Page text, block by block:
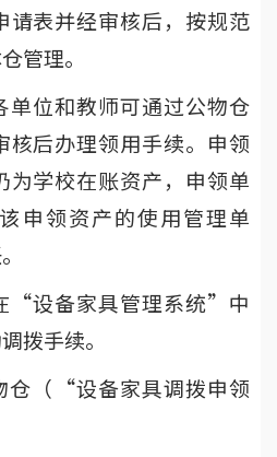
请表并经审核后，按规范
管理。
单位和教师可通过公物仓
核后办理领用手续。申领
为学校在账资产，申领单
申领资产的使用管理单
“设备家具管理系统”中
拨手续。
仓（“设备家具调拨申领